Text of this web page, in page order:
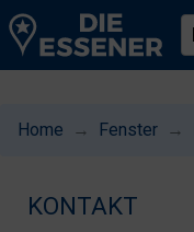
Home Fenster
KONTAKT